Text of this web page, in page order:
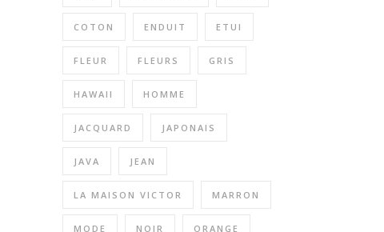
COTON ENDUIT ETUI
FLEUR FLEURS GRIS
HAWAII HOMME
JACQUARD JAPONAIS
JAVA JEAN
LA MAISON VICTOR MARRON
MODE NOIR ORANGE